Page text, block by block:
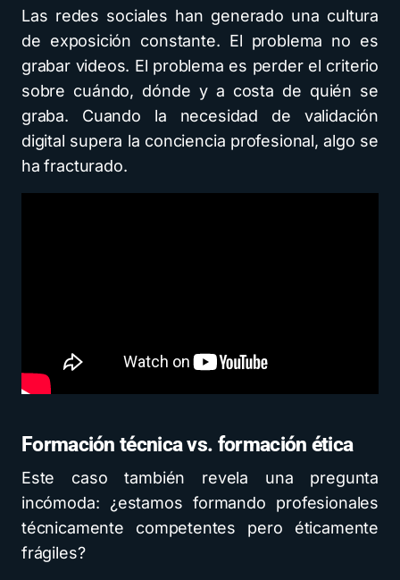
Las redes sociales han generado una cultura
de exposición constante. El problema no es
grabar videos. El problema es perder el criterio
sobre cuándo, dónde y a costa de quién se
graba. Cuando la necesidad de validación
digital supera la conciencia profesional, algo se
ha fracturado.
Formación técnica vs. formación ética
Este caso también revela una pregunta
incómoda: ¿estamos formando profesionales
técnicamente competentes pero éticamente
frágiles?